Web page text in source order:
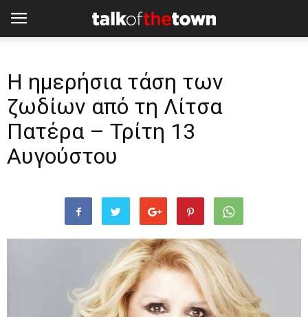
H ημερήσια τάση των
ζωδίων από τη Λίτσα
Πατέρα – Τρίτη 13
Αυγούστου